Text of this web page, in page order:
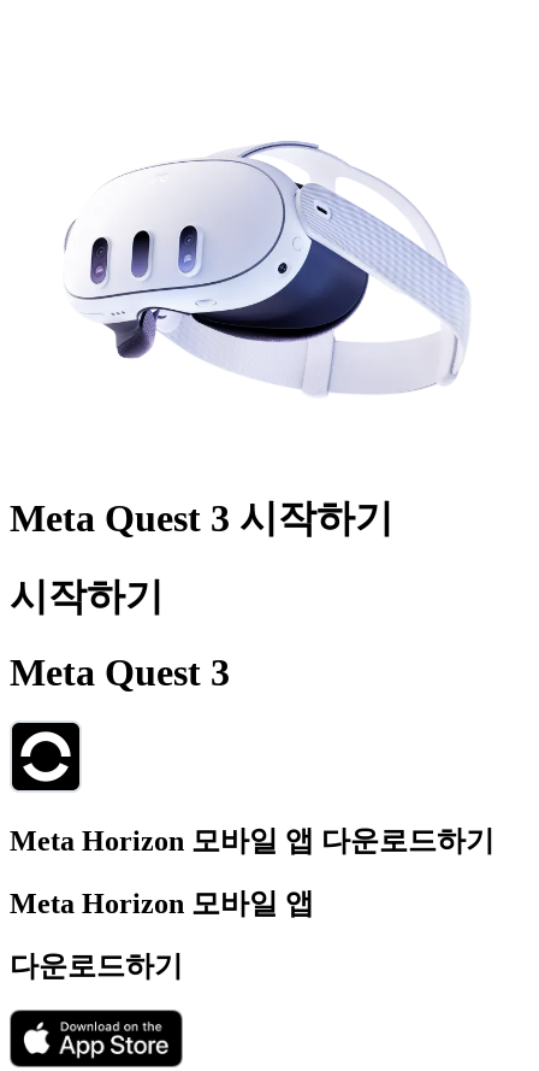
Meta Quest 3 시작하기
시작하기
Meta Quest 3
Meta Horizon 모바일 앱 다운로드하기
Meta Horizon 모바일 앱
다운로드하기